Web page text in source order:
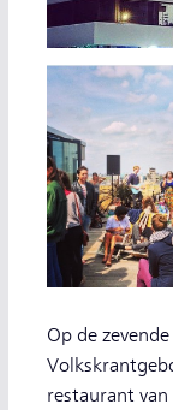
Op de
restaurant